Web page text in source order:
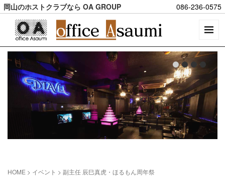
岡山のホストクラブなら OA GROUP 086-236-0575
HOME > イベント > 副主任 辰巳真虎・ほるもん周年祭